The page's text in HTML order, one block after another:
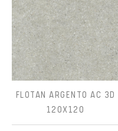
FLOTAN ARGENTO AC 3D
120X120